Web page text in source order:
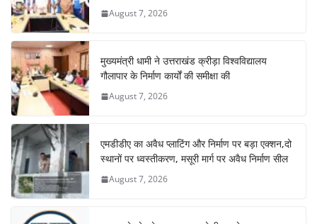
August 7, 2026
मुख्यमंत्री धामी ने उत्तराखंड क्रीड़ा विश्वविद्यालय
गौलापार के निर्माण कार्यों की समीक्षा की
August 7, 2026
एमडीडीए का अवैध प्लाटिंग और निर्माण पर बड़ा एक्शन,दो
स्थानों पर ध्वस्तीकरण, मसूरी मार्ग पर अवैध निर्माण सील
August 7, 2026